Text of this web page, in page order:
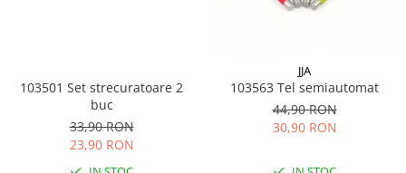
Spray curatare
Produse Incorporabile
Plita incorporabila gaz
103501 Set strecuratoare 2
buc
33,90 RON
23,90 RON
JJA
103563 Tel semiautomat
44,90 RON
30,90 RON